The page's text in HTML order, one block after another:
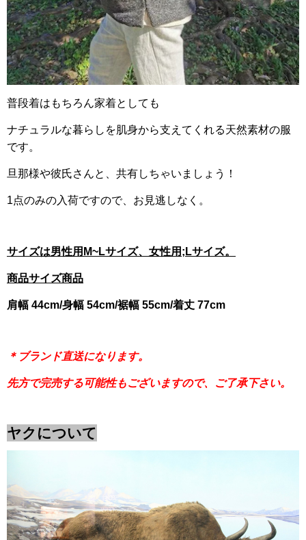
普段着はもちろん家着としても
ナチュラルな暮らしを肌身から支えてくれる天然素材の服
です。
旦那様や彼氏さんと、共有しちゃいましょう！
1点のみの入荷ですので、お見逃しなく。
サイズは男性用M~Lサイズ、女性用;Lサイズ。
商品サイズ商品
肩幅 44cm/身幅 54cm/裾幅 55cm/着丈 77cm
＊ブランド直送になります。
先方で完売する可能性もございますので、ご了承下さい。
ヤクについて